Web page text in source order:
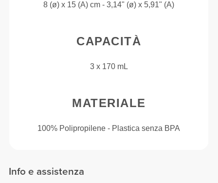
8 (ø) x 15 (A) cm - 3,14" (ø) x 5,91" (A)
CAPACITÀ
3 x 170 mL
MATERIALE
100% Polipropilene - Plastica senza BPA
Info e assistenza